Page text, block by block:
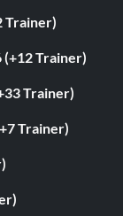
Trainer)
(+12 Trainer)
Trainer)
Trainer)